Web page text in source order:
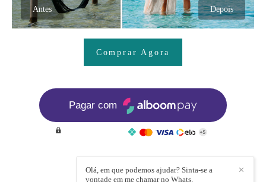
Antes Depois
Comprar Agora
Pagar com
Pagamento seguro
REDES SOCIAIS
✕
Olá, em que podemos ajudar? Sinta-se a
vontade em me chamar no Whats.